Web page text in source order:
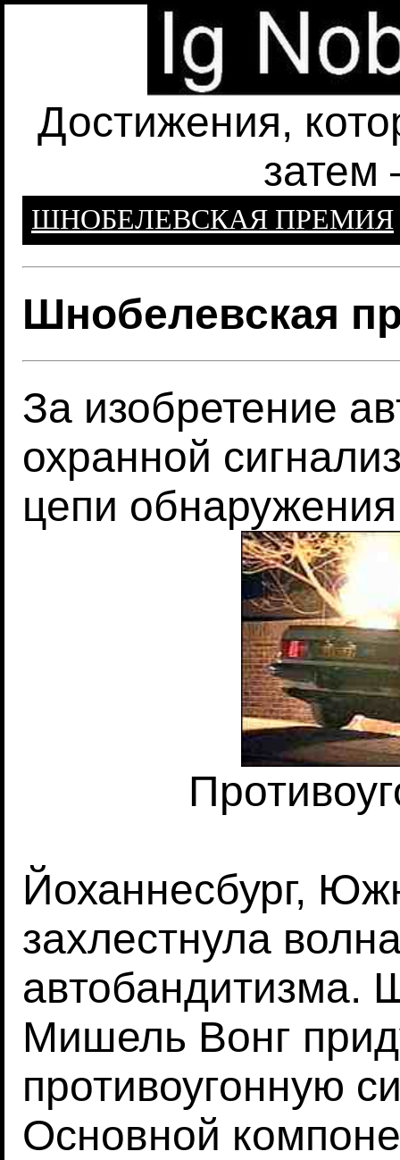
Достижения,
затем
ШНОБЕЛЕВСКАЯ ПРЕМИЯ
Шнобелевская
За изобретение
охранной
цепи
Йоханнесбург,
захлестнула
автобандитизма.
Мишель Вонг
противоугонную
Основной